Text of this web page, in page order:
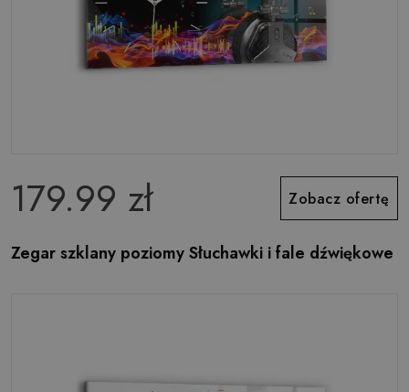
179.99 zł Zobacz ofertę
Zegar szklany poziomy Słuchawki i fale dźwiękowe